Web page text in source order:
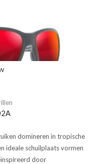
domineren in tropische
ideale schuilplaats vormen
door